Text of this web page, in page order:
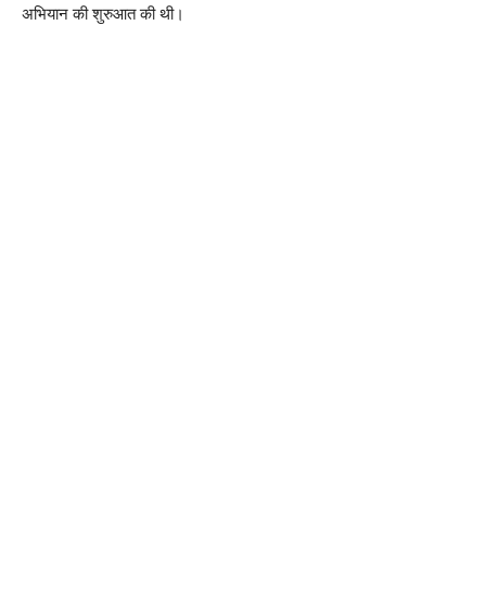
अभियान की शुरुआत की थी।